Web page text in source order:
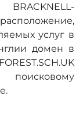
расположение,
услуг в
домен в